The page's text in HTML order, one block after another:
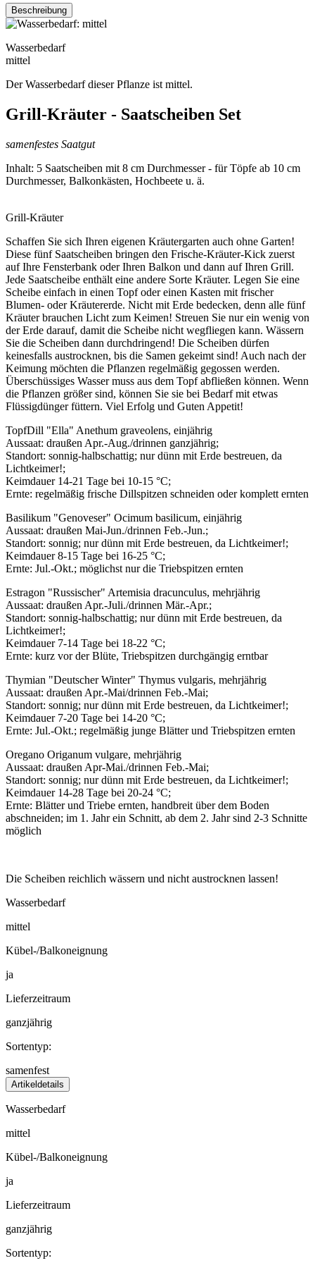
Beschreibung
Wasserbedarf
mittel
Der Wasserbedarf dieser Pflanze ist mittel.
Grill-Kräuter - Saatscheiben Set
samenfestes Saatgut
Inhalt: 5 Saatscheiben mit 8 cm Durchmesser - für Töpfe ab 10 cm
Durchmesser, Balkonkästen, Hochbeete u. ä.
Grill-Kräuter
Schaffen Sie sich Ihren eigenen Kräutergarten auch ohne Garten!
Diese fünf Saatscheiben bringen den Frische-Kräuter-Kick zuerst
auf Ihre Fensterbank oder Ihren Balkon und dann auf Ihren Grill.
Jede Saatscheibe enthält eine andere Sorte Kräuter. Legen Sie eine
Scheibe einfach in einen Topf oder einen Kasten mit frischer
Blumen- oder Kräutererde. Nicht mit Erde bedecken, denn alle fünf
Kräuter brauchen Licht zum Keimen! Streuen Sie nur ein wenig von
der Erde darauf, damit die Scheibe nicht wegfliegen kann. Wässern
Sie die Scheiben dann durchdringend! Die Scheiben dürfen
keinesfalls austrocknen, bis die Samen gekeimt sind! Auch nach der
Keimung möchten die Pflanzen regelmäßig gegossen werden.
Überschüssiges Wasser muss aus dem Topf abfließen können. Wenn
die Pflanzen größer sind, können Sie sie bei Bedarf mit etwas
Flüssigdünger füttern. Viel Erfolg und Guten Appetit!
TopfDill "Ella" Anethum graveolens, einjährig
Aussaat: draußen Apr.-Aug./drinnen ganzjährig;
Standort: sonnig-halbschattig; nur dünn mit Erde bestreuen, da
Lichtkeimer!;
Keimdauer 14-21 Tage bei 10-15 °C;
Ernte: regelmäßig frische Dillspitzen schneiden oder komplett ernten
Basilikum "Genoveser" Ocimum basilicum, einjährig
Aussaat: draußen Mai-Jun./drinnen Feb.-Jun.;
Standort: sonnig; nur dünn mit Erde bestreuen, da Lichtkeimer!;
Keimdauer 8-15 Tage bei 16-25 °C;
Ernte: Jul.-Okt.; möglichst nur die Triebspitzen ernten
Estragon "Russischer" Artemisia dracunculus, mehrjährig
Aussaat: draußen Apr.-Juli./drinnen Mär.-Apr.;
Standort: sonnig-halbschattig; nur dünn mit Erde bestreuen, da
Lichtkeimer!;
Keimdauer 7-14 Tage bei 18-22 °C;
Ernte: kurz vor der Blüte, Triebspitzen durchgängig erntbar
Thymian "Deutscher Winter" Thymus vulgaris, mehrjährig
Aussaat: draußen Apr.-Mai/drinnen Feb.-Mai;
Standort: sonnig; nur dünn mit Erde bestreuen, da Lichtkeimer!;
Keimdauer 7-20 Tage bei 14-20 °C;
Ernte: Jul.-Okt.; regelmäßig junge Blätter und Triebspitzen ernten
Oregano Origanum vulgare, mehrjährig
Aussaat: draußen Apr-Mai./drinnen Feb.-Mai;
Standort: sonnig; nur dünn mit Erde bestreuen, da Lichtkeimer!;
Keimdauer 14-28 Tage bei 20-24 °C;
Ernte: Blätter und Triebe ernten, handbreit über dem Boden
abschneiden; im 1. Jahr ein Schnitt, ab dem 2. Jahr sind 2-3 Schnitte
möglich
Die Scheiben reichlich wässern und nicht austrocknen lassen!
Wasserbedarf
mittel
Kübel-/Balkoneignung
ja
Lieferzeitraum
ganzjährig
Sortentyp:
samenfest
Artikeldetails
Wasserbedarf
mittel
Kübel-/Balkoneignung
ja
Lieferzeitraum
ganzjährig
Sortentyp: